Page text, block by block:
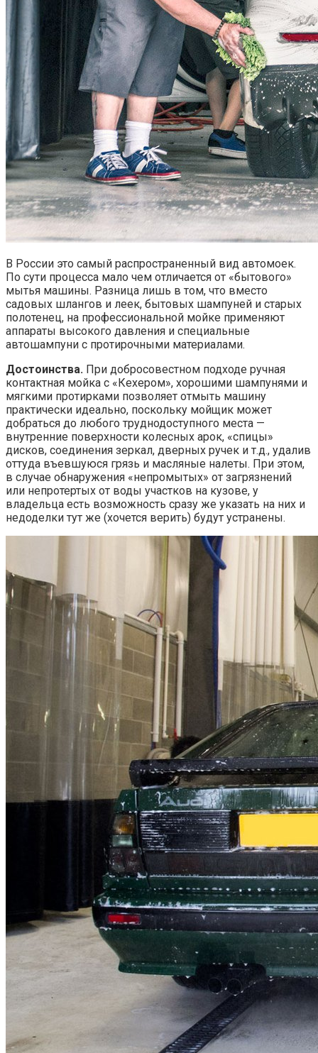
В России это самый распространенный вид автомоек.
По сути процесса мало чем отличается от «бытового»
мытья машины. Разница лишь в том, что вместо
садовых шлангов и леек, бытовых шампуней и старых
полотенец, на профессиональной мойке применяют
аппараты высокого давления и специальные
автошампуни с протирочными материалами.
Достоинства. При добросовестном подходе ручная
контактная мойка с «Кехером», хорошими шампунями и
мягкими протирками позволяет отмыть машину
практически идеально, поскольку мойщик может
добраться до любого труднодоступного места —
внутренние поверхности колесных арок, «спицы»
дисков, соединения зеркал, дверных ручек и т.д., удалив
оттуда въевшуюся грязь и масляные налеты. При этом,
в случае обнаружения «непромытых» от загрязнений
или непротертых от воды участков на кузове, у
владельца есть возможность сразу же указать на них и
недоделки тут же (хочется верить) будут устранены.